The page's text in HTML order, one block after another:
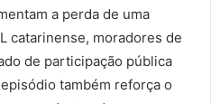
a perda de uma
catarinense, moradores de
de participação pública
também reforça o